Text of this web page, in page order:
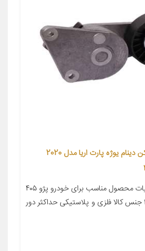
هرزگرد تسمه سفت کن دینام یوژه پارت اریا مدل 2020
معرفی محصول جزئیات محصول مناسب برای خودرو پژو ۴۰۵
تعداد در بسته‌بندی ۱ جنس کالا فلزی و پلاستیکی حداکثر دور